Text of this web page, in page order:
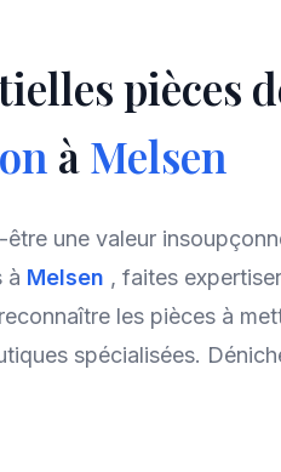
pièces
àMelsen
une valeur
à Melsen , faites
les pièces à
spécialisées.